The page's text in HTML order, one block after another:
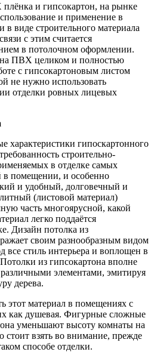
и гипсокартон, на рынке
и применение в
виде строительного материала
с этим считается
в потолочном оформлении.
ПВХ целиком и полностью
с гипсокартоновым листом
не нужно использовать
отделки ровных лицевых
характеристики гипоскартонного
строительно-
в отделке самых
в помещении, и особенно
и удобный, долговечный и
(листовой материал)
часть многоярусной, какой
легко поддаётся
Дизайн потолка из
своим разнообразным видом
все стиль интерьера и воплощен в
из гипсокартона вполне
элементами, эмитируя
дерева.
этот материал в помещениях с
как душевая. Фигурные сложные
уменьшают высоту комнаты на
стоит взять во внимание, прежде
способе отделки.